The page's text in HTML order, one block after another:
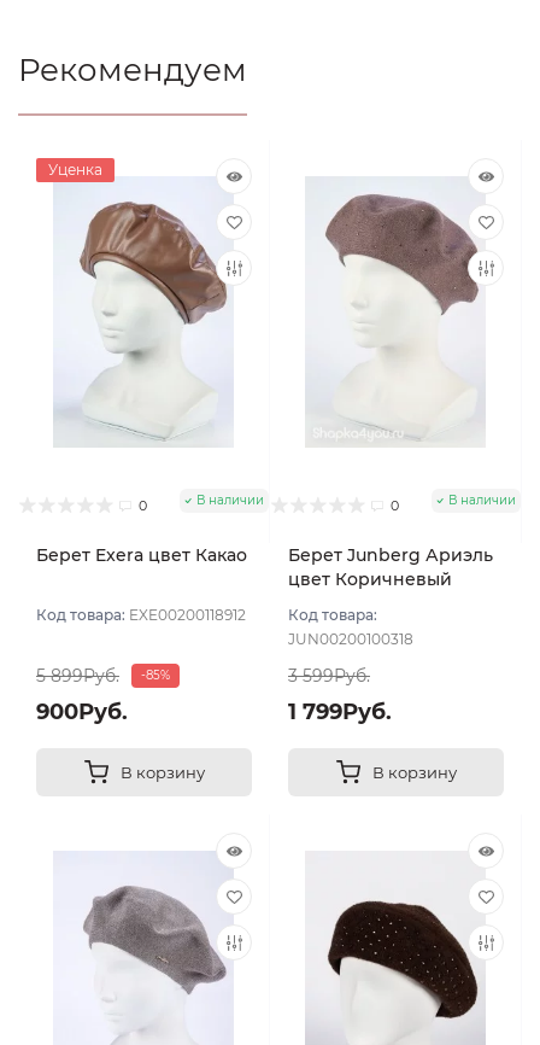
Рекомендуем
Уценка
0 В наличии
Берет Exera цвет Какао
Код товара: EXE00200118912
5 899Руб. -85%
900Руб.
В корзину
0 В наличии
Берет Junberg Ариэль
цвет Коричневый
Код товара:
JUN00200100318
3 599Руб.
1 799Руб.
В корзину